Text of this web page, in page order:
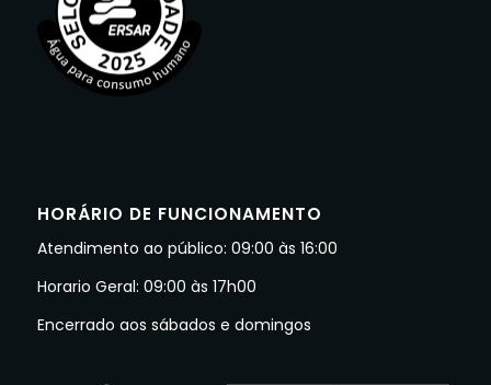
HORÁRIO DE FUNCIONAMENTO
Atendimento ao público: 09:00 às 16:00
Horario Geral: 09:00 às 17h00
Encerrado aos sábados e domingos